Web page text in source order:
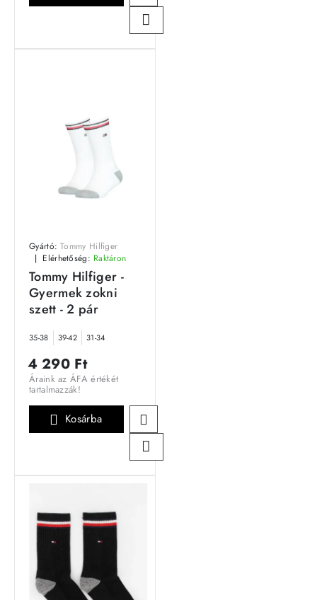
Gyártó: Tommy Hilfiger
Elérhetőség: Raktáron
Tommy Hilfiger -
Gyermek zokni
szett - 2 pár
35-38 39-42 31-34
4 290 Ft
Áraink az ÁFA értékét
tartalmazzák!
Kosárba